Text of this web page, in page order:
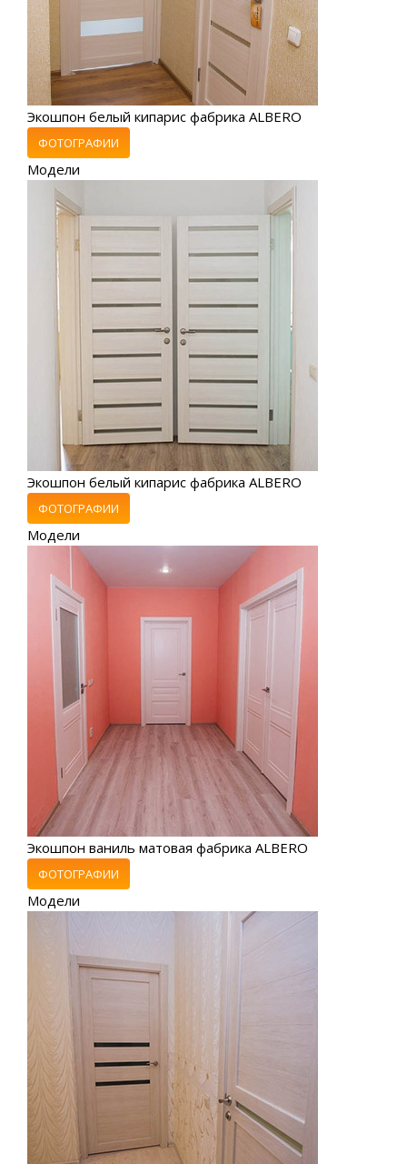
Экошпон белый кипарис фабрика ALBERO
ФОТОГРАФИИ
Модели
Экошпон белый кипарис фабрика ALBERO
ФОТОГРАФИИ
Модели
Экошпон ваниль матовая фабрика ALBERO
ФОТОГРАФИИ
Модели